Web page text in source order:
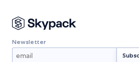
Newsletter